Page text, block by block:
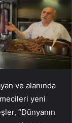
ve alanında
yeni
“Dünyanın